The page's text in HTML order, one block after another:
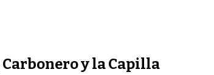
y la Capilla